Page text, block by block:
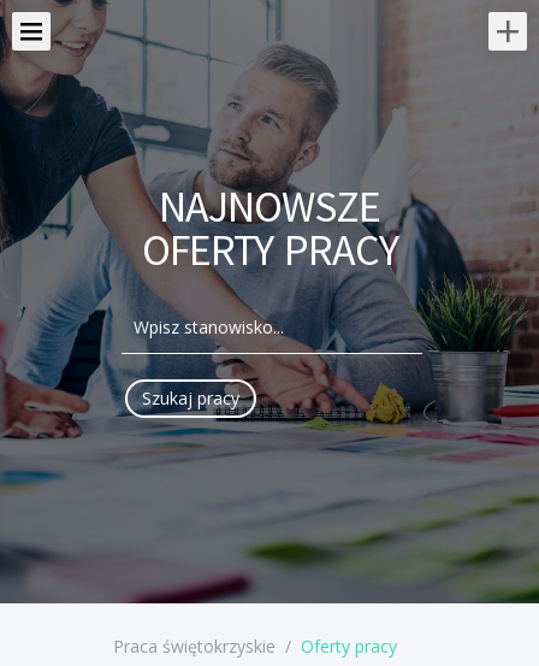
NAJNOWSZE
OFERTY PRACY
Praca świętokrzyskie / Oferty pracy